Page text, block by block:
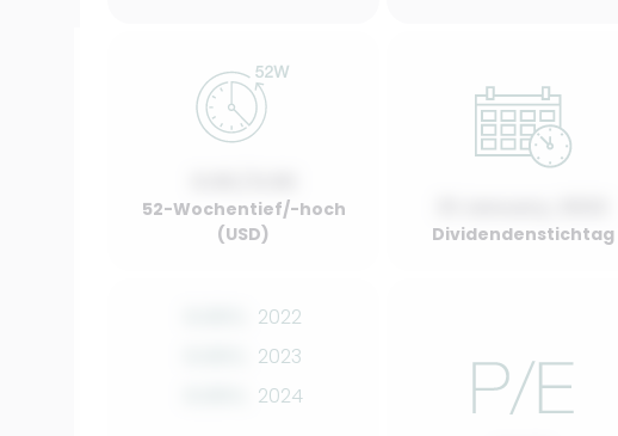
52-Wochentief/-hoch
(USD)
Dividendenstichtag
2022
2023
2024